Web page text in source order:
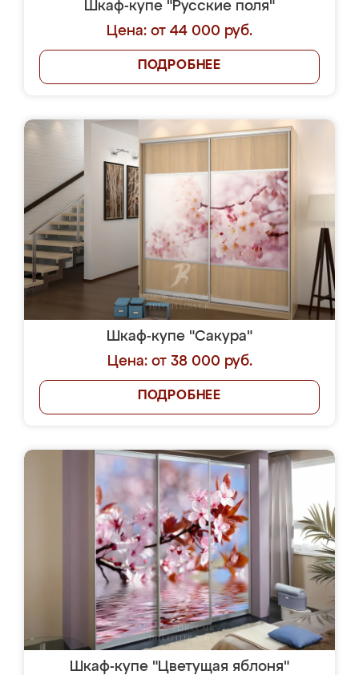
Шкаф-купе "Русские поля"
Цена: от 44 000 руб.
ПОДРОБНЕЕ
Шкаф-купе "Сакура"
Цена: от 38 000 руб.
ПОДРОБНЕЕ
Шкаф-купе "Цветущая яблоня"